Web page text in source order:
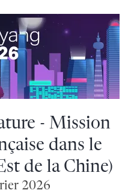
- Mission
dans le
de la Chine)
2026